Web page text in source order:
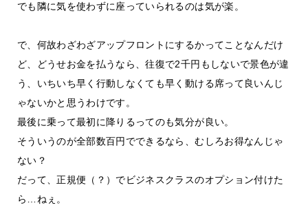
でも隣に気を使わずに座っていられるのは気が楽。
で、何故わざわざアップフロントにするかってことなんだけ
ど、どうせお金を払うなら、往復で2千円もしないで景色が違
う、いちいち早く行動しなくても早く動ける席って良いんじ
ゃないかと思うわけです。
最後に乗って最初に降りるってのも気分が良い。
そういうのが全部数百円でできるなら、むしろお得なんじゃ
ない？
だって、正規便（？）でビジネスクラスのオプション付けた
ら…ねぇ。